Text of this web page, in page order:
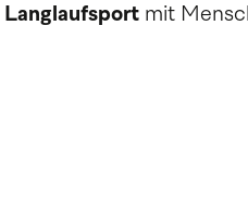
Langlaufsportmit